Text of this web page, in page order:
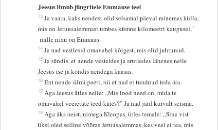
Jeesus ilmub jüngritele Emmause teel
13 Ja vaata, kaks nendest olid selsamal päeval minemas külla,
mis on Jeruusalemmast umbes kümne kilomeetri kaugusel,+
mille nimi on Emmaus.
14 Ja nad vestlesid omavahel kõigest, mis olid juhtunud.
15 Ja sündis, et nende vesteldes ja arutledes lähenes neile
Jeesus ise ja kõndis nendega kaasas.
16 Ent nende silmi peeti, nii et nad ei tundnud teda ära.
17 Aga Jeesus ütles neile: „Mis lood need on, mida te
omavahel veeretate teed käies?” Ja nad jäid kurvalt seisma.
18 Aga üks neist, nimega Kleopas, ütles temale: „Sina vist
üksi oled selline võõras Jeruusalemmas, kes veel ei tea, mis